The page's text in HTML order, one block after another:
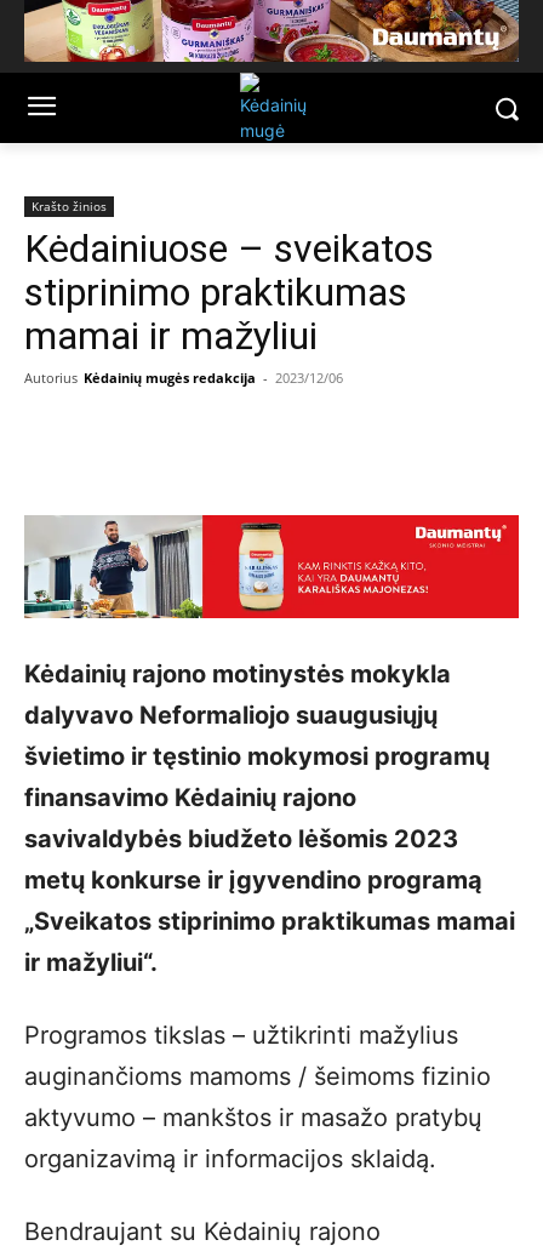
Krašto žinios
Kėdainiuose – sveikatos
stiprinimo praktikumas
mamai ir mažyliui
Autorius Kėdainių mugės redakcija - 2023/12/06
Kėdainių rajono motinystės mokykla
dalyvavo Neformaliojo suaugusiųjų
švietimo ir tęstinio mokymosi programų
finansavimo Kėdainių rajono
savivaldybės biudžeto lėšomis 2023
metų konkurse ir įgyvendino programą
„Sveikatos stiprinimo praktikumas mamai
ir mažyliui“.
Programos tikslas – užtikrinti mažylius
auginančioms mamoms / šeimoms fizinio
aktyvumo – mankštos ir masažo pratybų
organizavimą ir informacijos sklaidą.
Bendraujant su Kėdainių rajono